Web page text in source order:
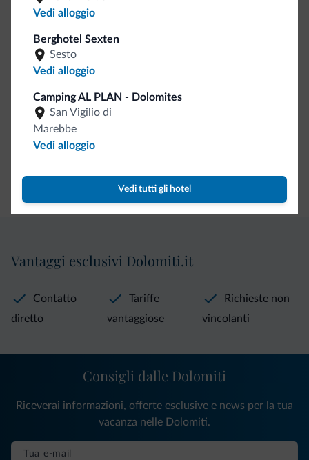
Area Picnic 1 km
Accoglienza e reception
Pagamenti
Assegno
Vedi alloggio
Berghotel Sexten
Sesto
Vedi alloggio
Camping AL PLAN - Dolomites
San Vigilio di
Marebbe
Vedi alloggio
Vedi tutti gli hotel
Vantaggi esclusivi Dolomiti.it
Contatto
diretto
Tariffe
vantaggiose
Richieste non
vincolanti
Consigli dalle Dolomiti
Riceverai informazioni, offerte esclusive e news per la tua
vacanza nelle Dolomiti.